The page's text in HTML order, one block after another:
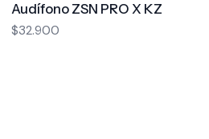
Audífono ZSN PRO X KZ
$32.900